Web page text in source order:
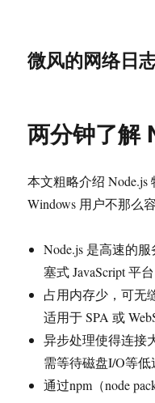
微风的网络日
两分钟了解
本文粗略介绍
Windows 用户不那么
Node.js 是高速的
塞式 JavaScript 平台
占用内存少，可无
适用于 SPA 或
异步处理使得连接
需等待磁盘I/O等低
通过npm（node